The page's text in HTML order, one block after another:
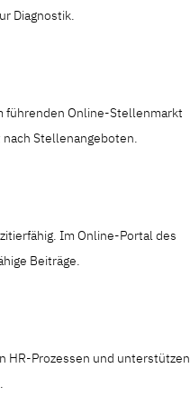
Diagnostik.
führenden Online-Stellenmarkt
Stellenangeboten.
Im Online-Portal des
Beiträge.
HR-Prozessen und unterstützen